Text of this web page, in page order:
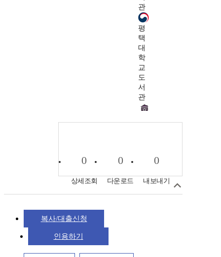
관
평
택
대
학
교
도
서
관
0
상세조회
0
다운로드
0
내보내기
복사/대출신청
인용하기